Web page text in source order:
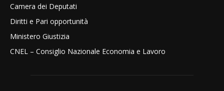
Camera dei Deputati
Diritti e Pari opportunità
Ministero Giustizia
CNEL – Consiglio Nazionale Economia e Lavoro